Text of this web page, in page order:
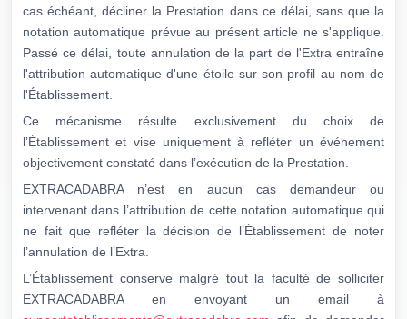
cas échéant, décliner la Prestation dans ce délai, sans que la
notation automatique prévue au présent article ne s'applique.
Passé ce délai, toute annulation de la part de l'Extra entraîne
l'attribution automatique d'une étoile sur son profil au nom de
l'Établissement.
Ce mécanisme résulte exclusivement du choix de
l’Établissement et vise uniquement à refléter un événement
objectivement constaté dans l’exécution de la Prestation.
EXTRACADABRA n’est en aucun cas demandeur ou
intervenant dans l’attribution de cette notation automatique qui
ne fait que refléter la décision de l’Établissement de noter
l’annulation de l’Extra.
L’Établissement conserve malgré tout la faculté de solliciter
EXTRACADABRA en envoyant un email à